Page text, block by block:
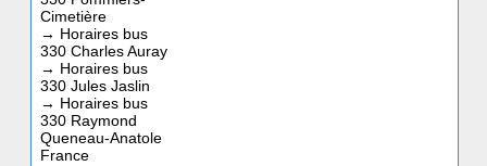
Cimetière
→ Horaires bus
330 Charles Auray
→ Horaires bus
330 Jules Jaslin
→ Horaires bus
330 Raymond
Queneau-Anatole
France